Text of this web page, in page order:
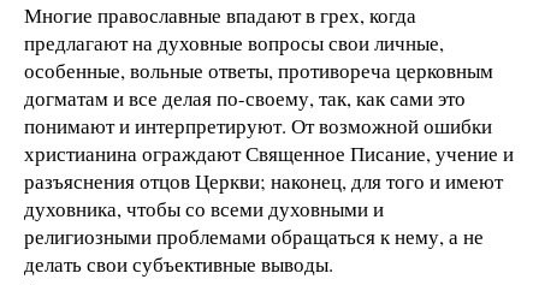
Многие православные впадают в грех, когда
предлагают на духовные вопросы свои личные,
особенные, вольные ответы, противореча церковным
догматам и все делая по-своему, так, как сами это
понимают и интерпретируют. От возможной ошибки
христианина ограждают Священное Писание, учение и
разъяснения отцов Церкви; наконец, для того и имеют
духовника, чтобы со всеми духовными и
религиозными проблемами обращаться к нему, а не
делать свои субъективные выводы.